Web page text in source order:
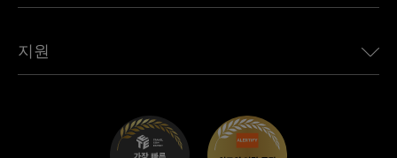
모든 목적지 보기
Mini용 Ubigi
Maserati용 Ubigi
Ubigi 앱
제휴 프로그램
지원